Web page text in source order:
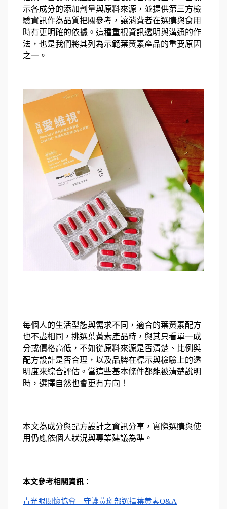
示各成分的添加劑量與原料來源，並提供第三方檢
驗資訊作為品質把關參考，讓消費者在選購與食用
時有更明確的依據。這種重視資訊透明與溝通的作
法，也是我們將其列為示範葉黃素產品的重要原因
之一。
每個人的生活型態與需求不同，適合的葉黃素配方
也不盡相同，挑選葉黃素產品時，與其只看單一成
分或價格高低，不如從原料來源是否清楚、比例與
配方設計是否合理，以及品牌在標示與檢驗上的透
明度來綜合評估。當這些基本條件都能被清楚說明
時，選擇自然也會更有方向！
本文為成分與配方設計之資訊分享，實際選購與使
用仍應依個人狀況與專業建議為準。
本文參考相關資訊 ：
青光眼關懷協會－守護黃斑部選擇葉黄素Q&A